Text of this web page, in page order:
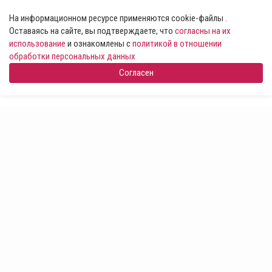
На информационном ресурсе применяются cookie-файлы .
Оставаясь на сайте, вы подтверждаете, что согласны на их
использование и ознакомлены сполитикой в отношении
обработки персональных данных
Согласен